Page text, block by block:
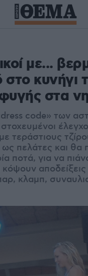
με...
στο κυνήγι
στα
code» των
τεράστιους
ως πελάτες και θα
ποτά, για να
κλαμπ,